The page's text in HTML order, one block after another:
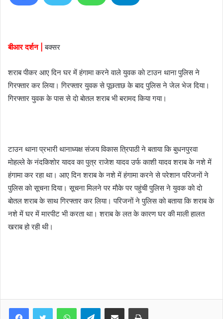
l
बीआर दर्शन | बक्सर
शराब पीकर आए दिन घर में हंगामा करने वाले युवक काे टाउन थाना पुलिस ने
गिरफ्तार कर लिया। गिरफ्तार युवक से पूछताछ के बाद पुलिस ने जेल भेज दिया।
गिरफ्तार युवक के पास से दाे बाेतल शराब भी बरामद किया गया।
टाउन थाना प्रभारी थानाध्यक्ष संजय विकास त्रिपाठी ने बताया कि बुधनपुरवा
माेहल्ले के नंदकिशाेर यादव का पुत्र राजेश यादव उर्फ काशी यादव शराब के नशे में
हंगामा कर रहा था। आए दिन शराब के नशे में हंगामा करने से परेशान परिजनाें ने
पुलिस काे सूचना दिया। सूचना मिलने पर माैके पर पहुंची पुलिस ने युवक काे दाे
बाेतल शराब के साथ गिरफ्तार कर लिया। परिजनाें ने पुलिस काे बताया कि शराब के
नशे में घर में मारपीट भी करता था। शराब के लत के कारण घर की माली हालत
खराब हो रही थी।
Telegram